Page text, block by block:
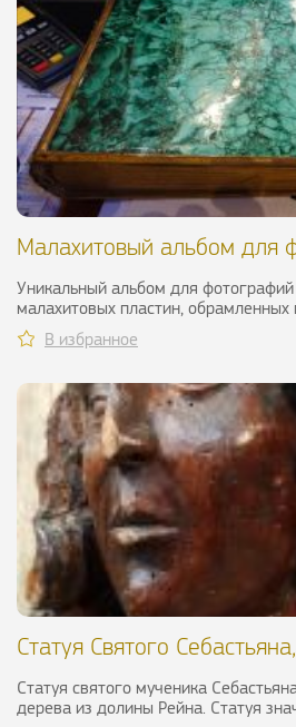
Малахитовый альбом для
Уникальный альбом для
малахитовых пластин, обрамленных
В избранное
Статуя Святого
Статуя святого мученика
дерева из долины Рейна. Статуя